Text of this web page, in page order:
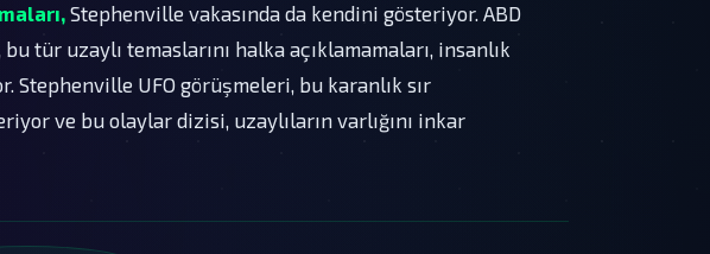
Stephenville vakasında da kendini gösteriyor. ABD
tür uzaylı temaslarını halka açıklamamaları, insanlık
UFO görüşmeleri, bu karanlık sır
ve bu olaylar dizisi, uzaylıların varlığını inkar